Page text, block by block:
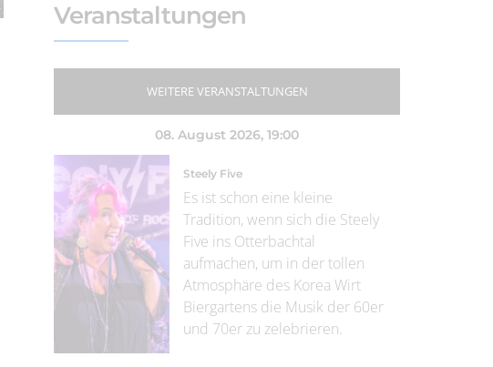
Veranstaltungen
WEITERE VERANSTALTUNGEN
08. August 2026, 19:00
Steely Five
Es ist schon eine kleine
Tradition, wenn sich die Steely
Five ins Otterbachtal
aufmachen, um in der tollen
Atmosphäre des Korea Wirt
Biergartens die Musik der 60er
und 70er zu zelebrieren.